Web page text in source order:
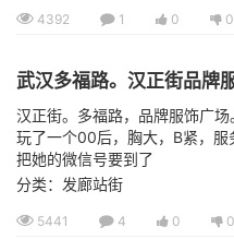
4392 1 0 0
武汉多福路。汉正街品牌
汉正街。多福路，品牌服饰广
玩了一个00后，胸大，B紧，
把她的微信号要到了
分类：发廊站街
5441 4 0 0